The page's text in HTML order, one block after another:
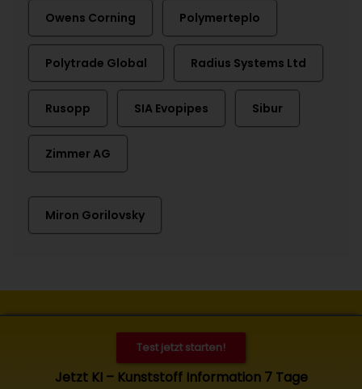
Owens Corning Polymerteplo
Polytrade Global Radius Systems Ltd
Rusopp SIA Evopipes Sibur
Zimmer AG
Miron Gorilovsky
Test jetzt starten!
Jetzt KI – Kunststoff Information 7 Tage
© 2026 Kunststoff Information, Bad Homburg. Alle Rechte